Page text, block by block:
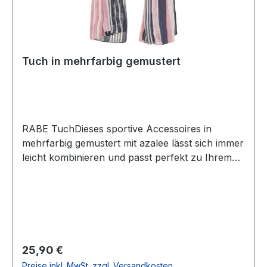
Tuch in mehrfarbig gemustert
RABE TuchDieses sportive Accessoires in
mehrfarbig gemustert mit azalee lässt sich immer
leicht kombinieren und passt perfekt zu Ihrem
Regulärer Preis:
25,90 €